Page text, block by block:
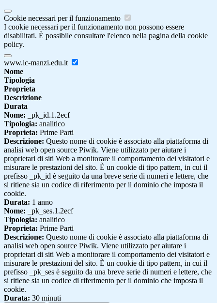
Cookie necessari per il funzionamento
I cookie necessari per il funzionamento non possono essere
disabilitati. È possibile consultare l'elenco nella pagina della cookie
policy.
www.ic-manzi.edu.it
Nome
Tipologia
Proprieta
Descrizione
Durata
Nome: _pk_id.1.2ecf
Tipologia: analitico
Proprieta: Prime Parti
Descrizione: Questo nome di cookie è associato alla piattaforma di
analisi web open source Piwik. Viene utilizzato per aiutare i
proprietari di siti Web a monitorare il comportamento dei visitatori e
misurare le prestazioni del sito. È un cookie di tipo pattern, in cui il
prefisso _pk_id è seguito da una breve serie di numeri e lettere, che
si ritiene sia un codice di riferimento per il dominio che imposta il
cookie.
Durata: 1 anno
Nome: _pk_ses.1.2ecf
Tipologia: analitico
Proprieta: Prime Parti
Descrizione: Questo nome di cookie è associato alla piattaforma di
analisi web open source Piwik. Viene utilizzato per aiutare i
proprietari di siti Web a monitorare il comportamento dei visitatori e
misurare le prestazioni del sito. È un cookie di tipo pattern, in cui il
prefisso _pk_ses è seguito da una breve serie di numeri e lettere, che
si ritiene sia un codice di riferimento per il dominio che imposta il
cookie.
Durata: 30 minuti